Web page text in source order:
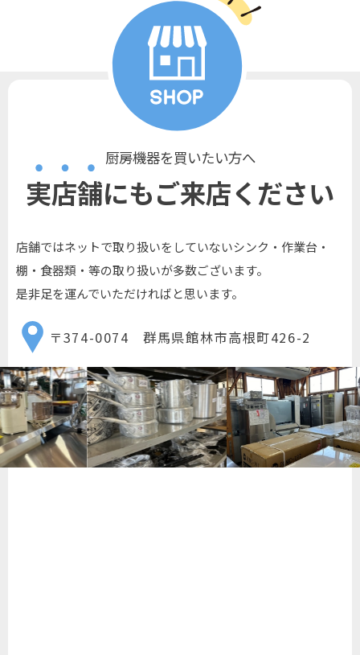
厨房機器を買いたい方へ
実店舗にもご来店ください
店舗ではネットで取り扱いをしていないシンク・作業台・
棚・食器類・等の取り扱いが多数ございます。
是非足を運んでいただければと思います。
〒374-0074 群馬県館林市高根町426-2